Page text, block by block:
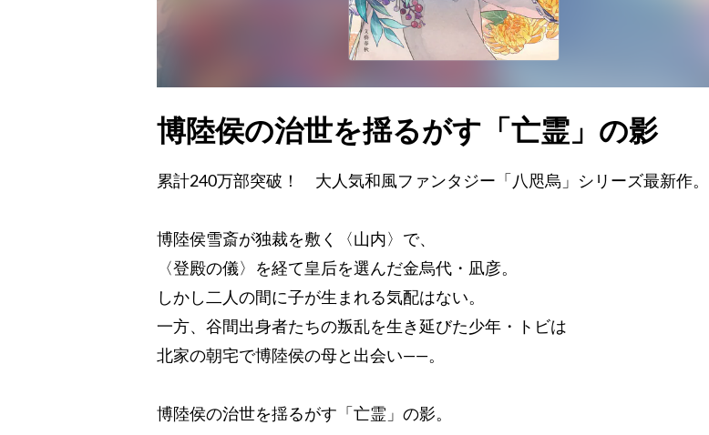
博陸侯の治世を揺るがす「亡霊」の影
累計240万部突破！ 大人気和風ファンタジー「八咫烏」シリーズ最新作。
博陸侯雪斎が独裁を敷く〈山内〉で、
〈登殿の儀〉を経て皇后を選んだ金烏代・凪彦。
しかし二人の間に子が生まれる気配はない。
一方、谷間出身者たちの叛乱を生き延びた少年・トビは
北家の朝宅で博陸侯の母と出会い――。
博陸侯の治世を揺るがす「亡霊」の影。